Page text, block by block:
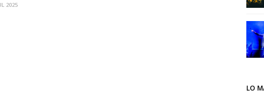
noche que promete ser una verdadera celebración musical
2025
LO